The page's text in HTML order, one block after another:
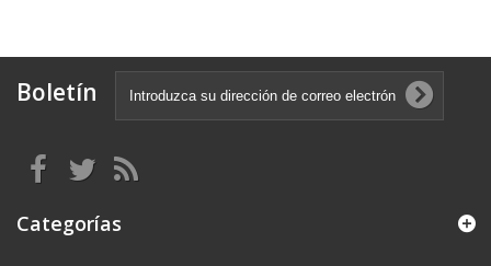
Boletín
Categorías